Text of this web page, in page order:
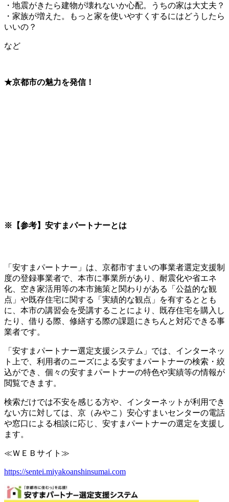
・地震がきたら建物が壊れないか心配。うちの家は大丈夫？
・家族が増えた。もっと家を使いやすくするにはどうしたら
いいの？
など
★京都市の魅力を発信！
※【参考】安すまパートナーとは
「安すまパートナー」は、京都市すまいの事業者選定支援制
度の登録事業者で、本市に事業所があり、耐震化や省エネ
化、空き家活用等の本市施策と関わりがある「公益的な観
点」や既存住宅に関する「実績的な観点」を有するととも
に、本市の講習会を受講することにより、既存住宅を購入し
たり、借りる際、修繕する際の課題にきちんと対応できる事
業者です。
「安すまパートナー選定支援システム」では、インターネッ
ト上で、利用者のニーズによる安すまパートナーの検索・絞
込ができ、個々の安すまパートナーの特色や実績等の情報が
閲覧できます。
検索だけでは不安を感じる方や、インターネットが利用でき
ない方に対しては、京（みやこ）安心すまいセンターの電話
や窓口による相談に応じ、安すまパートナーの選定を支援し
ます。
≪ＷＥＢサイト≫
https://sentei.miyakoanshinsumai.com